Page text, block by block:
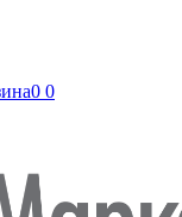
0 0